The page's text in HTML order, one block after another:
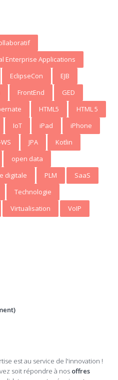
Enterprise Applications
EclipseCon
EJB
FrontEnd
GED
HTML5
HTML 5
IoT iPad
iPhone
WS JPA
Kotlin
open data
digitale PLM
SaaS
Technologie
Virtualisation
VoIP
est au service de l'innovation !
soit répondre à nos offres